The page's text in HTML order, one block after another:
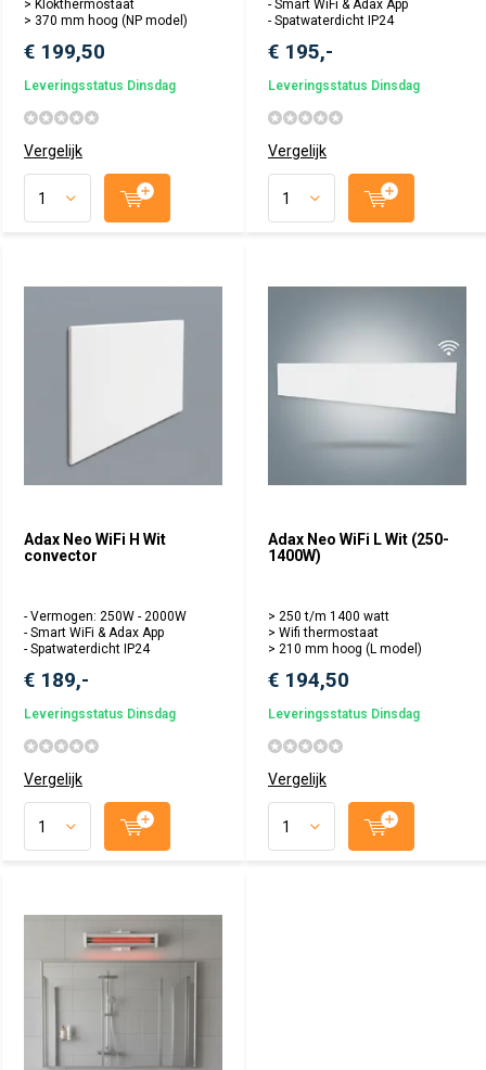
> Klokthermostaat
> 370 mm hoog (NP model)
€ 199,50
Leveringsstatus Dinsdag
Vergelijk
- Smart WiFi & Adax App
- Spatwaterdicht IP24
€ 195,-
Leveringsstatus Dinsdag
Vergelijk
Adax Neo WiFi H Wit
convector
- Vermogen: 250W - 2000W
- Smart WiFi & Adax App
- Spatwaterdicht IP24
€ 189,-
Leveringsstatus Dinsdag
Vergelijk
Adax Neo WiFi L Wit (250-
1400W)
> 250 t/m 1400 watt
> Wifi thermostaat
> 210 mm hoog (L model)
€ 194,50
Leveringsstatus Dinsdag
Vergelijk